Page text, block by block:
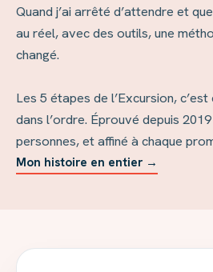
Quand j’ai arrêté d’attendre et
au réel, avec des outils, une
changé.
Les 5 étapes de l’Excursion,
dans l’ordre. Éprouvé depuis
personnes, et affiné à chaque
Mon histoire en entier →